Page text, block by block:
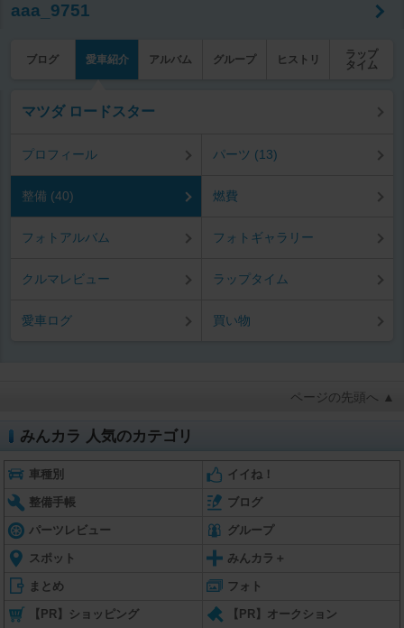
aaa_9751
ブログ 愛車紹介 アルバム グループ ヒストリ
ラップ
タイム
マツダ ロードスター
プロフィール パーツ (13)
整備 (40) 燃費
フォトアルバム フォトギャラリー
クルマレビュー ラップタイム
愛車ログ 買い物
ページの先頭へ ▲
みんカラ 人気のカテゴリ
車種別 イイね！
整備手帳 ブログ
パーツレビュー グループ
スポット みんカラ＋
まとめ フォト
【PR】ショッピング 【PR】オークション